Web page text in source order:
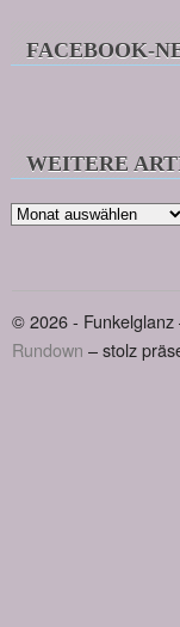
FACEBOOK-
WEITERE
Weitere
© 2026 -
Rundown – stolz